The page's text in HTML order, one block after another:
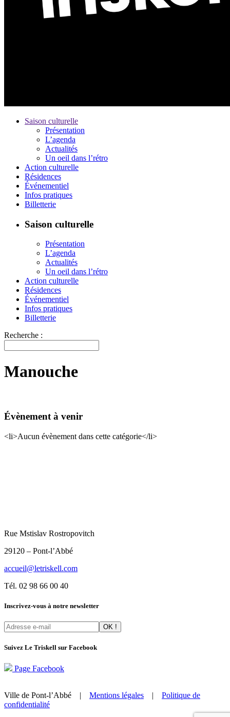
Saison culturelle
Présentation
L’agenda
Actualités
Un oeil dans l’rétro
Action culturelle
Résidences
Événementiel
Infos pratiques
Billetterie
Saison culturelle
Présentation
L’agenda
Actualités
Un oeil dans l’rétro
Action culturelle
Résidences
Événementiel
Infos pratiques
Billetterie
Recherche :
Manouche
Évènement à venir
<li>Aucun évènement dans cette catégorie</li>
Rue Mstislav Rostropovitch
29120 – Pont-l’Abbé
accueil@letriskell.com
Tél. 02 98 66 00 40
Inscrivez-vous à notre newsletter
Suivez Le Triskell sur Facebook
Page Facebook
Ville de Pont-l’Abbé | Mentions légales | Politique de
confidentialité